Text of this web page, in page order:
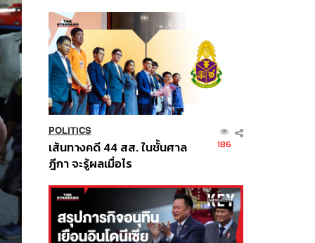
POLITICS
เส้นทางคดี 44 สส. ในชั้นศาล
ฎีกา จะรู้ผลเมื่อไร
186